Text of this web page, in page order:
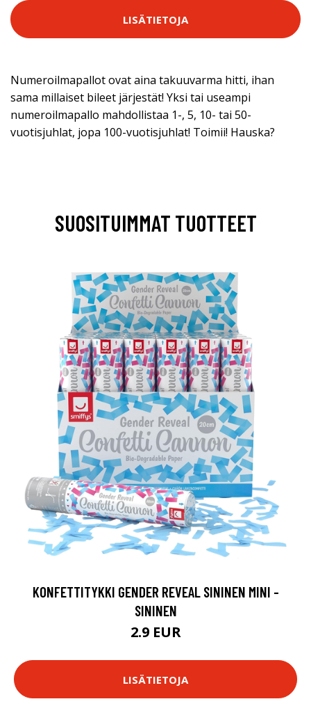
LISÄTIETOJA
Numeroilmapallot ovat aina takuuvarma hitti, ihan
sama millaiset bileet järjestät! Yksi tai useampi
numeroilmapallo mahdollistaa 1-, 5, 10- tai 50-
vuotisjuhlat, jopa 100-vuotisjuhlat! Toimii! Hauska?
SUOSITUIMMAT TUOTTEET
KONFETTITYKKI GENDER REVEAL SININEN MINI -
SININEN
2.9 EUR
LISÄTIETOJA